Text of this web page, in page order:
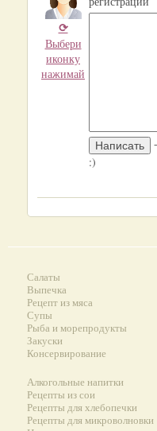
⟳
Выбери
иконку
нажимай
:)
Салаты
Выпечка
Рецепт из мяса
Супы
Рыба и морепродукты
Закуски
Консервирование
Алкогольные напитки
Рецепты из сои
Рецепты для хлебопечки
Рецепты для микроволновки